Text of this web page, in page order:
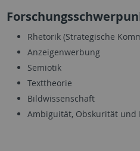
Rhetorik (Strategische
Anzeigenwerbung
Semiotik
Texttheorie
Bildwissenschaft
Ambiguität, Obskurität und